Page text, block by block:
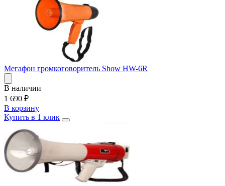
Мегафон громкоговоритель Show HW-6R
В наличии
1 690 ₽
В корзину
Купить в 1 клик